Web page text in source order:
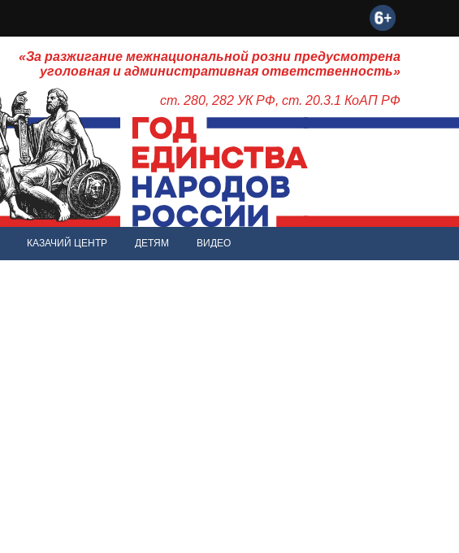
«За разжигание межнациональной розни предусмотрена
уголовная и административная ответственность»
ст. 280, 282 УК РФ, ст. 20.3.1 КоАП РФ
КАЗАЧИЙ ЦЕНТР ДЕТЯМ ВИДЕО